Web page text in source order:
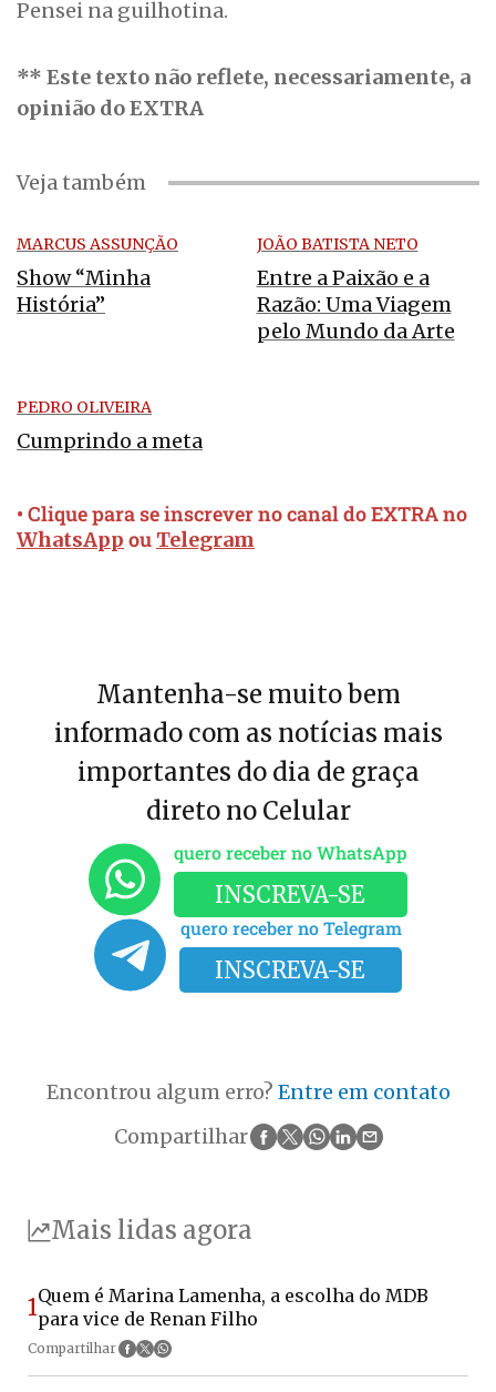
Pensei na guilhotina.
** Este texto não reflete, necessariamente, a
opinião do EXTRA
Veja também
MARCUS ASSUNÇÃO
Show “Minha
História”
JOÃO BATISTA NETO
Entre a Paixão e a
Razão: Uma Viagem
pelo Mundo da Arte
PEDRO OLIVEIRA
Cumprindo a meta
• Clique para se inscrever no canal do EXTRA no
WhatsApp ou Telegram
Mantenha-se muito bem
informado com as notícias mais
importantes do dia de graça
direto no Celular
quero receber no WhatsApp
INSCREVA-SE
quero receber no Telegram
INSCREVA-SE
Encontrou algum erro? Entre em contato
Compartilhar
Mais lidas agora
1Quem é Marina Lamenha, a escolha do MDB
para vice de Renan Filho
Compartilhar